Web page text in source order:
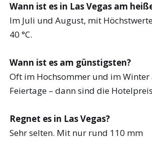
Wann ist es in Las Vegas am
Im Juli und August, mit
40 °C.
Wann ist es am günstigsten?
Oft im Hochsommer und im Winter
Feiertage – dann sind die
Regnet es in Las Vegas?
Sehr selten. Mit nur rund 110 mm